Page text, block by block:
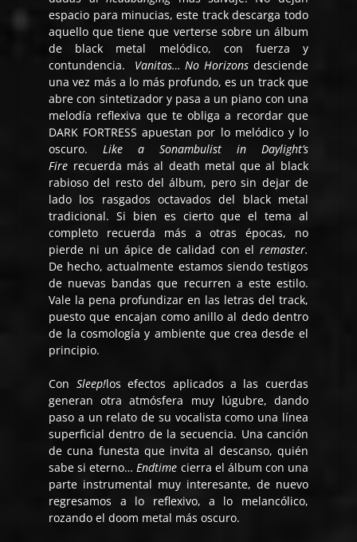
espacio para minucias, este track descarga todo
aquello que tiene que verterse sobre un álbum
de black metal melódico, con fuerza y
contundencia. Vanitas… No Horizons desciende
una vez más a lo más profundo, es un track que
abre con sintetizador y pasa a un piano con una
melodía reflexiva que te obliga a recordar que
DARK FORTRESS apuestan por lo melódico y lo
oscuro. Like a Sonambulist in Daylight’s
Fire recuerda más al death metal que al black
rabioso del resto del álbum, pero sin dejar de
lado los rasgados octavados del black metal
tradicional. Si bien es cierto que el tema al
completo recuerda más a otras épocas, no
pierde ni un ápice de calidad con el remaster.
De hecho, actualmente estamos siendo testigos
de nuevas bandas que recurren a este estilo.
Vale la pena profundizar en las letras del track,
puesto que encajan como anillo al dedo dentro
de la cosmología y ambiente que crea desde el
principio.
Con Sleep!los efectos aplicados a las cuerdas
generan otra atmósfera muy lúgubre, dando
paso a un relato de su vocalista como una línea
superficial dentro de la secuencia. Una canción
de cuna funesta que invita al descanso, quién
sabe si eterno… Endtime cierra el álbum con una
parte instrumental muy interesante, de nuevo
regresamos a lo reflexivo, a lo melancólico,
rozando el doom metal más oscuro.